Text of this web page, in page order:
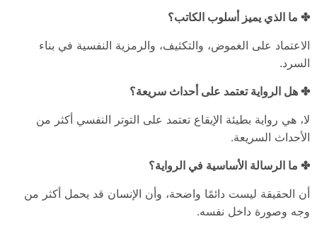
✤ ما الذي يميز أسلوب الكاتب؟
الاعتماد على الغموض، والتكثيف، والرمزية النفسية في بناء
السرد.
✤ هل الرواية تعتمد على أحداث سريعة؟
لا، هي رواية بطيئة الإيقاع تعتمد على التوتر النفسي أكثر من
الأحداث السريعة.
✤ ما الرسالة الأساسية في الرواية؟
أن الحقيقة ليست دائمًا واضحة، وأن الإنسان قد يحمل أكثر من
وجه وصورة داخل نفسه.